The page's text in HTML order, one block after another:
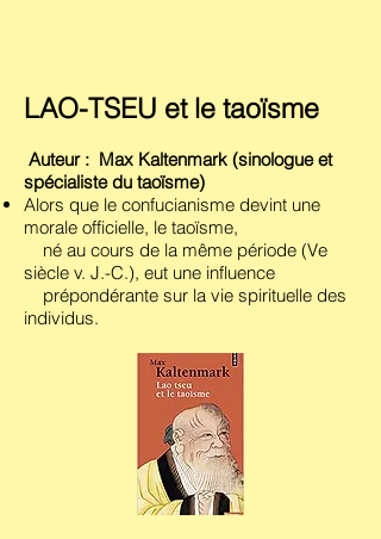
LAO-TSEU et le taoïsme
Auteur : Max Kaltenmark (sinologue et
spécialiste du taoïsme)
Alors que le confucianisme devint une
morale officielle, le taoïsme,
né au cours de la même période (Ve
siècle v. J.-C.), eut une influence
prépondérante sur la vie spirituelle des
individus.